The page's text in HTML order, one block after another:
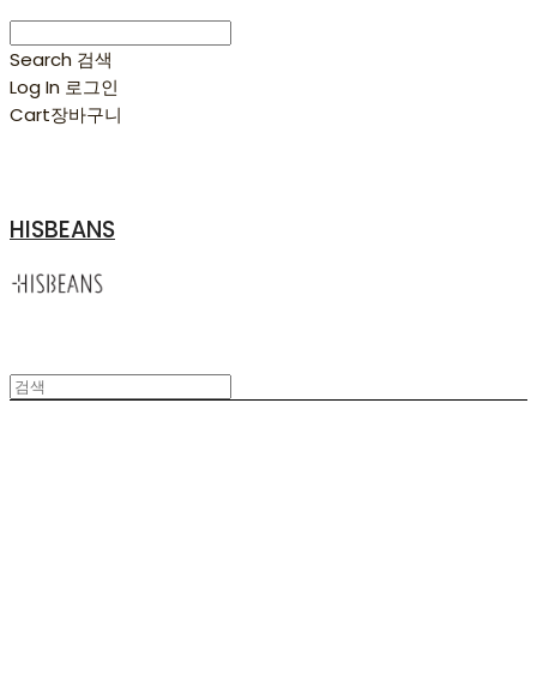
Search 검색
Log In 로그인
Cart장바구니
HISBEANS